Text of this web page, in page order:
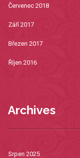
Červenec 2018
Září 2017
Březen 2017
Říjen 2016
Archives
Srpen 2025